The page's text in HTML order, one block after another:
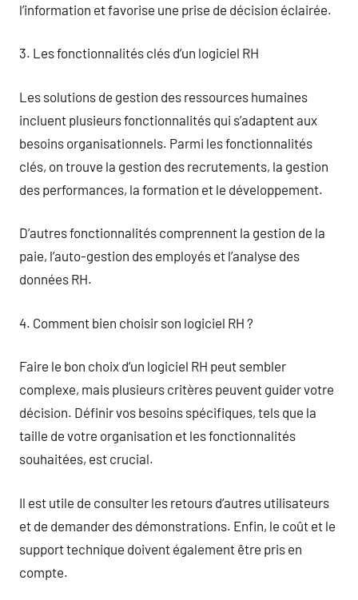
l’information et favorise une prise de décision éclairée.
3. Les fonctionnalités clés d’un logiciel RH
Les solutions de gestion des ressources humaines
incluent plusieurs fonctionnalités qui s’adaptent aux
besoins organisationnels. Parmi les fonctionnalités
clés, on trouve la gestion des recrutements, la gestion
des performances, la formation et le développement.
D’autres fonctionnalités comprennent la gestion de la
paie, l’auto-gestion des employés et l’analyse des
données RH.
4. Comment bien choisir son logiciel RH ?
Faire le bon choix d’un logiciel RH peut sembler
complexe, mais plusieurs critères peuvent guider votre
décision. Définir vos besoins spécifiques, tels que la
taille de votre organisation et les fonctionnalités
souhaitées, est crucial.
Il est utile de consulter les retours d’autres utilisateurs
et de demander des démonstrations. Enfin, le coût et le
support technique doivent également être pris en
compte.